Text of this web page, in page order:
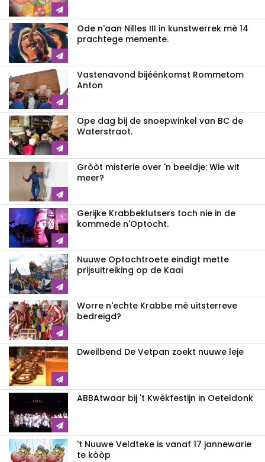
Ode n'aan Nilles III in kunstwerrek mè 14
prachtege memente.
Vastenavond bijéénkomst Rommetom
Anton
Ope dag bij de snoepwinkel van BC de
Waterstraot.
Gròòt misterie over 'n beeldje: Wie wit
meer?
Gerijke Krabbeklutsers toch nie in de
kommede n'Optocht.
Nuuwe Optochtroete eindigt mette
prijsuitreiking op de Kaai
Worre n'echte Krabbe mè uitsterreve
bedreigd?
Dweilbend De Vetpan zoekt nuuwe leje
ABBAtwaar bij 't Kwèkfestijn in Oeteldonk
't Nuuwe Veldteke is vanaf 17 jannewarie
te kòòp